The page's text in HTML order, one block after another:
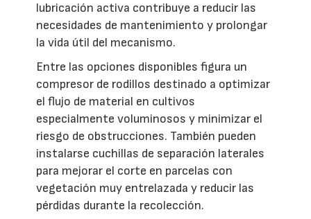
lubricación activa contribuye a reducir las
necesidades de mantenimiento y prolongar
la vida útil del mecanismo.
Entre las opciones disponibles figura un
compresor de rodillos destinado a optimizar
el flujo de material en cultivos
especialmente voluminosos y minimizar el
riesgo de obstrucciones. También pueden
instalarse cuchillas de separación laterales
para mejorar el corte en parcelas con
vegetación muy entrelazada y reducir las
pérdidas durante la recolección.